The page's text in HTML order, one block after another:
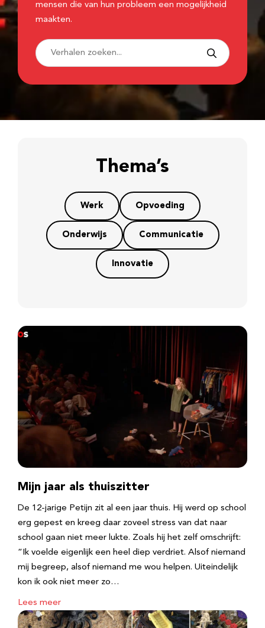
mensen die van hun probleem een mogelijkheid
maakten.
Thema’s
Werk Opvoeding
Onderwijs Communicatie
Innovatie
Mijn jaar als thuiszitter
De 12-jarige Petijn zit al een jaar thuis. Hij werd op school
erg gepest en kreeg daar zoveel stress van dat naar
school gaan niet meer lukte. Zoals hij het zelf omschrijft:
“Ik voelde eigenlijk een heel diep verdriet. Alsof niemand
mij begreep, alsof niemand me wou helpen. Uiteindelijk
kon ik ook niet meer zo…
Lees meer